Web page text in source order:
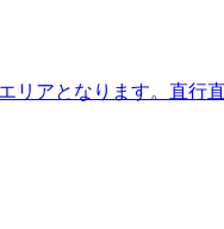
リアとなります。直行